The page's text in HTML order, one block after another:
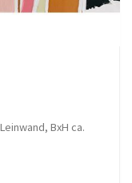
BxH ca.